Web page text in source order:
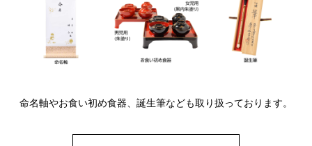
命名軸やお食い初め食器、誕生筆なども取り扱っております。